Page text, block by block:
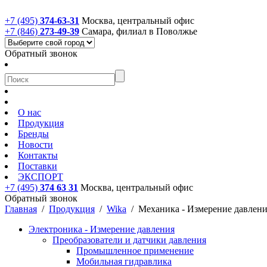
+7 (495) 374-63-31 Москва, центральный офис
+7 (846) 273-49-39 Самара, филиал в Поволжье
Обратный звонок
О нас
Продукция
Бренды
Новости
Контакты
Поставки
ЭКСПОРТ
+7 (495) 374 63 31 Москва, центральный офис
Обратный звонок
Главная / Продукция / Wika / Механика - Измерение
Электроника - Измерение давления
Преобразователи и датчики давления
Промышленное применение
Мобильная гидравлика